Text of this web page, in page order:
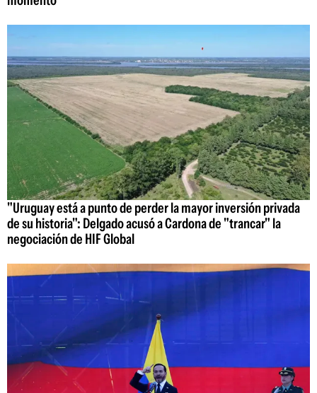
"Uruguay está a punto de perder la mayor inversión privada
de su historia": Delgado acusó a Cardona de "trancar" la
negociación de HIF Global